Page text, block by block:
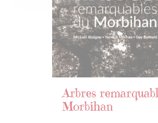
Arbres
Morbihan